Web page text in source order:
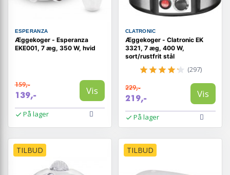
ESPERANZA
Æggekoger - Esperanza
EKE001, 7 æg, 350 W, hvid
159,-
139,- Vis
På lager
CLATRONIC
Æggekoger - Clatronic EK
3321, 7 æg, 400 W,
sort/rustfrit stål
(297)
229,-
219,- Vis
På lager
TILBUD TILBUD